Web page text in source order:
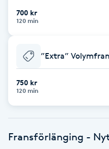
Blowout
Brynfärgning
700 kr
120 min
”Extra”
750 kr
120 min
Fransförlänging -